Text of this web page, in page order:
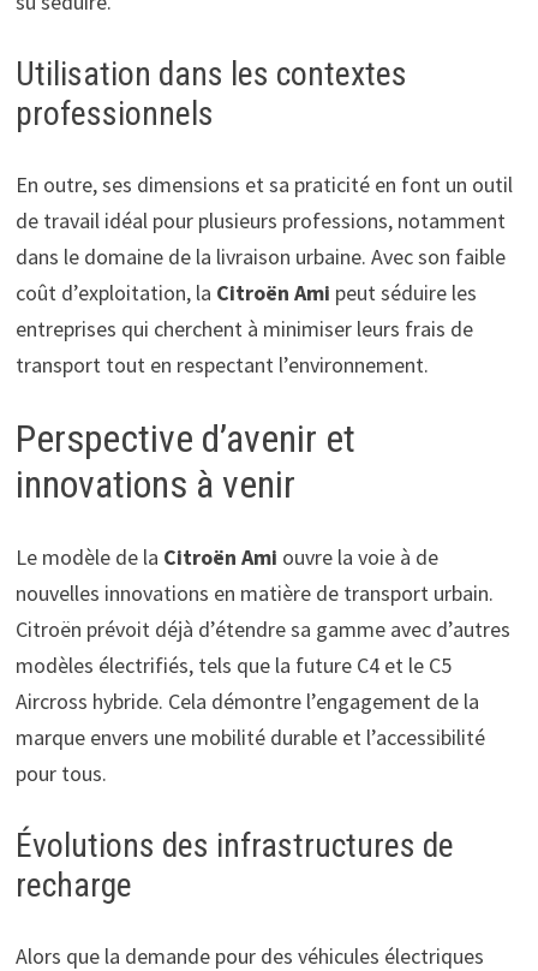
Utilisation dans les contextes
professionnels
En outre, ses dimensions et sa praticité en font un outil
de travail idéal pour plusieurs professions, notamment
dans le domaine de la livraison urbaine. Avec son faible
coût d’exploitation, la Citroën Ami peut séduire les
entreprises qui cherchent à minimiser leurs frais de
transport tout en respectant l’environnement.
Perspective d’avenir et
innovations à venir
Le modèle de la Citroën Ami ouvre la voie à de
nouvelles innovations en matière de transport urbain.
Citroën prévoit déjà d’étendre sa gamme avec d’autres
modèles électrifiés, tels que la future C4 et le C5
Aircross hybride. Cela démontre l’engagement de la
marque envers une mobilité durable et l’accessibilité
pour tous.
Évolutions des infrastructures de
recharge
Alors que la demande pour des véhicules électriques